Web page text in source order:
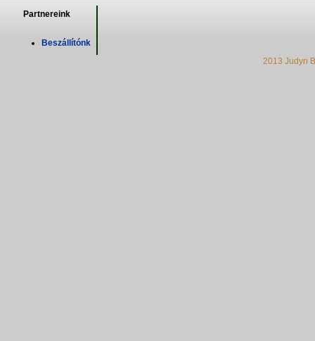
Partnereink
Beszállítónk
2013 Judyn